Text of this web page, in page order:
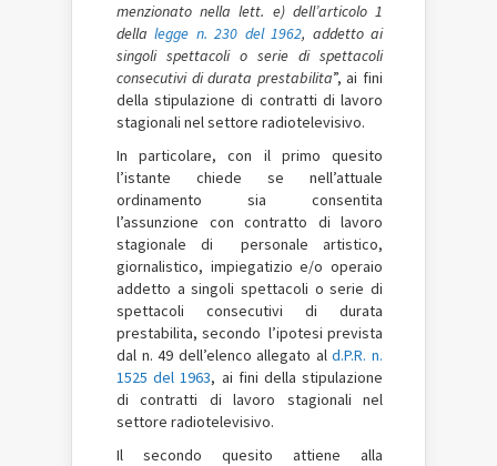
menzionato nella lett. e) dell’articolo 1
dellalegge n. 230 del 1962, addetto ai
singoli spettacoli o serie di spettacoli
consecutivi di durata prestabilita”, ai fini
della stipulazione di contratti di lavoro
stagionali nel settore radiotelevisivo.
In particolare, con il primo quesito
l’istante chiede se nell’attuale
ordinamento sia consentita
l’assunzione con contratto di lavoro
stagionale di personale artistico,
giornalistico, impiegatizio e/o operaio
addetto a singoli spettacoli o serie di
spettacoli consecutivi di durata
prestabilita, secondo l’ipotesi prevista
dal n. 49 dell’elenco allegato ald.P.R. n.
1525 del 1963, ai fini della stipulazione
di contratti di lavoro stagionali nel
settore radiotelevisivo.
Il secondo quesito attiene alla